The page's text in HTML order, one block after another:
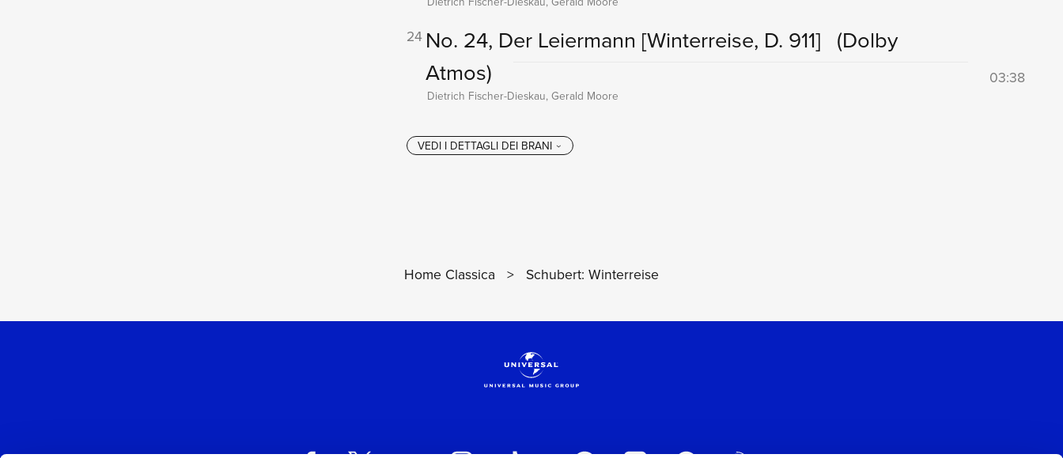
24 No. 24, Der Leiermann [Winterreise, D. 911] (Dolby
Atmos)
03:38
Dietrich Fischer-Dieskau, Gerald Moore
Home Classica > Schubert: Winterreise